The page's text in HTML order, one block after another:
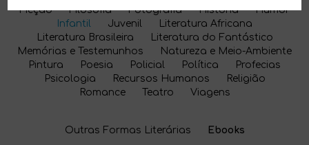
Ficção
Filosofia Fotografia História
Humor
Infantil
Juvenil
Literatura Africana
Literatura Brasileira
Literatura do Fantástico
Memórias e Testemunhos
Natureza e Meio-Ambiente
Pintura
Poesia Policial Política
Profecias
Psicologia
Recursos Humanos
Religião
Romance
Teatro Viagens
Outras Formas Literárias Ebooks